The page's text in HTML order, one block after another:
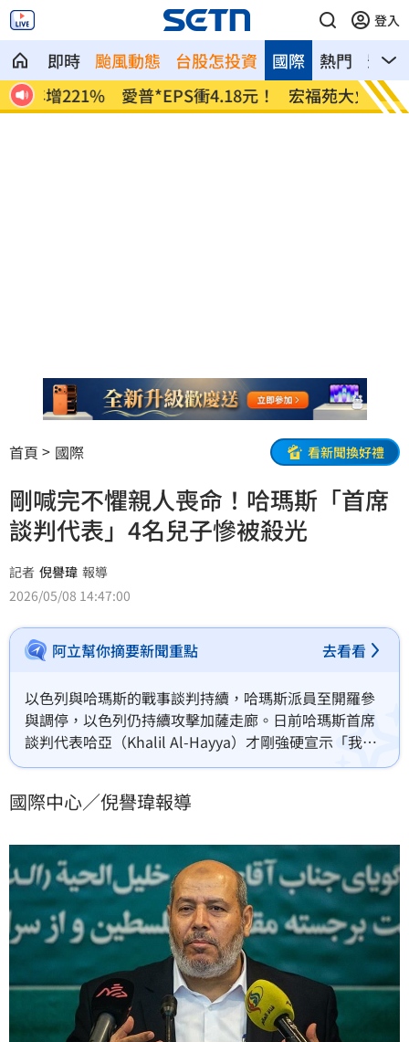
登入
即時 颱風動態 台股怎投資 熱門 影音
國際
！ 宏福苑大火調查出爐！菸頭引燃施工雜物
定投
位！
首頁 國際 看新聞換好禮
剛喊完不懼親人喪命！哈瑪斯「首席
談判代表」4名兒子慘被殺光
記者 倪譽瑋 報導
2026/05/08 14:47:00
阿立幫你摘要新聞重點 去看看
以色列與哈瑪斯的戰事談判持續，哈瑪斯派員至開羅參
與調停，以色列仍持續攻擊加薩走廊。日前哈瑪斯首席
談判代表哈亞（Khalil Al-Hayya）才剛強硬宣示「我們
的兒子被殺害，我們的領袖殉難，都嚇不倒我們」沒想
（Azzam Al-Hayya），加上多年前的戰爭，這已是哈亞
國際中心／倪譽瑋報導